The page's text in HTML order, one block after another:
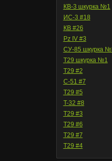
КВ-3 шкурка №1
ИС-3 #18
КВ #26
Pz IV #3
СУ-85 шкурка
T29 шкурка №1
T29 #2
С-51 #7
T29 #5
T-32 #8
T29 #3
T29 #6
T29 #7
T29 #4